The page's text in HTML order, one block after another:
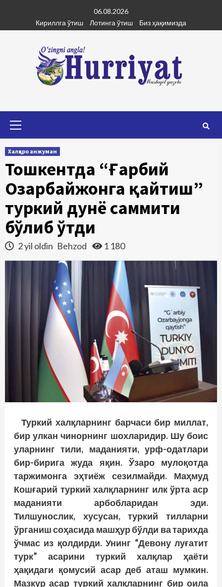
content
06.08.2026
Кириллга ўтиш
Лотинга ўтиш Биз ҳақимизда
Халқаро анжуман
Тошкентда “Ғарбий
Озарбайжонга қайтиш”
туркий дунё саммити
бўлиб ўтди
2 yil oldin Behzod 1 180
Туркий халқларнинг барчаси бир миллат,
бир улкан чинорнинг шохларидир. Шу боис
уларнинг тили, маданияти, урф-одатлари
бир-бирига жуда яқин. Ўзаро мулоқотда
таржимонга эҳтиёж сезилмайди. Маҳмуд
Кошғарий туркий халқларнинг илк ўрта аср
маданияти арбобларидан эди.
Тилшунослик, хусусан, туркий тилларни
ўрганиш соҳасида машҳур бўлди ва тарихда
ўчмас из қолдирди. Унинг “Девону луғатит
турк” асарини туркий халқлар ҳаёти
ҳақидаги қомусий асар деб аташ мумкин.
Мазкур асар туркий халқларнинг бир оила